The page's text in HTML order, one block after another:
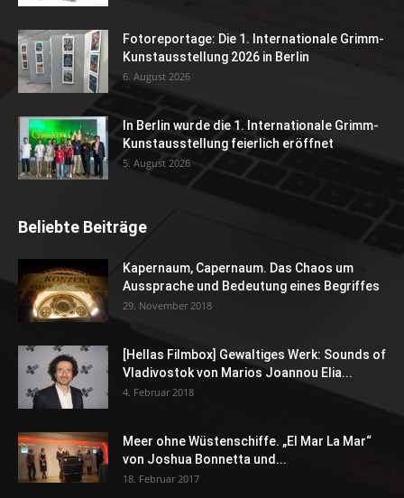
Fotoreportage: Die 1. Internationale Grimm-
Kunstausstellung 2026 in Berlin
6. August 2026
In Berlin wurde die 1. Internationale Grimm-
Kunstausstellung feierlich eröffnet
5. August 2026
Beliebte Beiträge
Kapernaum, Capernaum. Das Chaos um
Aussprache und Bedeutung eines Begriffes
29. November 2018
[Hellas Filmbox] Gewaltiges Werk: Sounds of
Vladivostok von Marios Joannou Elia...
4. Februar 2018
Meer ohne Wüstenschiffe. „El Mar La Mar“
von Joshua Bonnetta und...
18. Februar 2017